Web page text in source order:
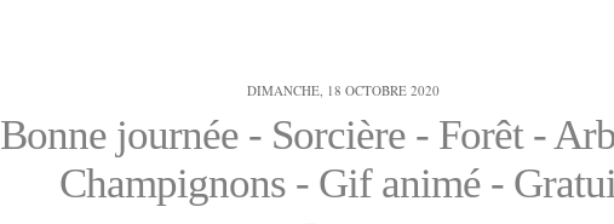
DIMANCHE, 18 OCTOBRE 2020
Bonne journée - Sorcière - Forêt -
Champignons - Gif animé -